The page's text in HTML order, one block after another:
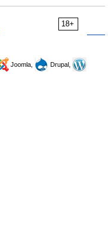
18+
Joomla,
Drupal,